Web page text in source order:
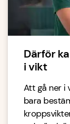
Därför
i vikt
Att gå ner i
bara